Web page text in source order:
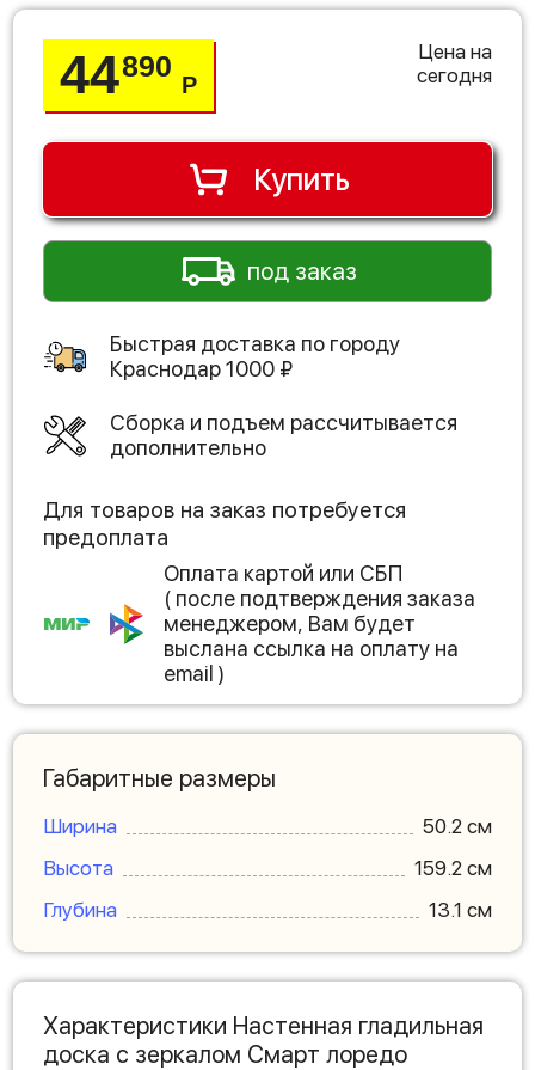
44890
Р
Цена на
сегодня
Купить
под заказ
Быстрая доставка по городу
Краснодар1000 ₽
Сборка и подъем рассчитывается
дополнительно
Для товаров на заказ потребуется
предоплата
Оплата картой или СБП
( после подтверждения заказа
менеджером, Вам будет
выслана ссылка на оплату на
email )
Габаритные размеры
Ширина
50.2 см
Высота
159.2 см
Глубина
13.1 см
Характеристики Настенная гладильная
доска с зеркалом Смарт лоредо